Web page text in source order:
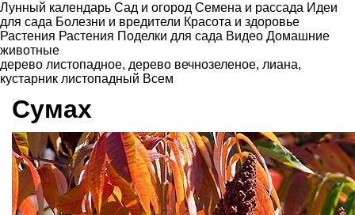
Лунный календарь Сад и огород Семена и рассада Идеи
для сада Болезни и вредители Красота и здоровье
Растения Растения Поделки для сада Видео Домашние
животные
дерево листопадное, дерево вечнозеленое, лиана,
кустарник листопадный Всем
Сумах